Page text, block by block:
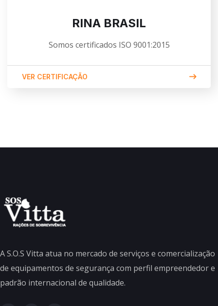
RINA BRASIL
Somos certificados ISO 9001:2015
VER CERTIFICAÇÃO
A S.O.S Vitta atua no mercado de serviços e comercialização
de equipamentos de segurança com perfil empreendedor e
padrão internacional de qualidade.